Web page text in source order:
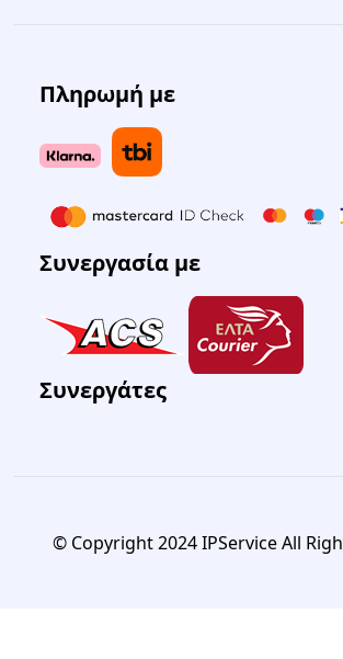
Πληρωμή με
Συνεργασία με
Συνεργάτες
© Copyright 2024 IPService All